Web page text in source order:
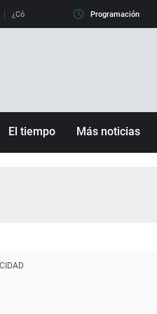
¿Cómo es llegar a Italia con controles
Programación
El tiempo Más noticias